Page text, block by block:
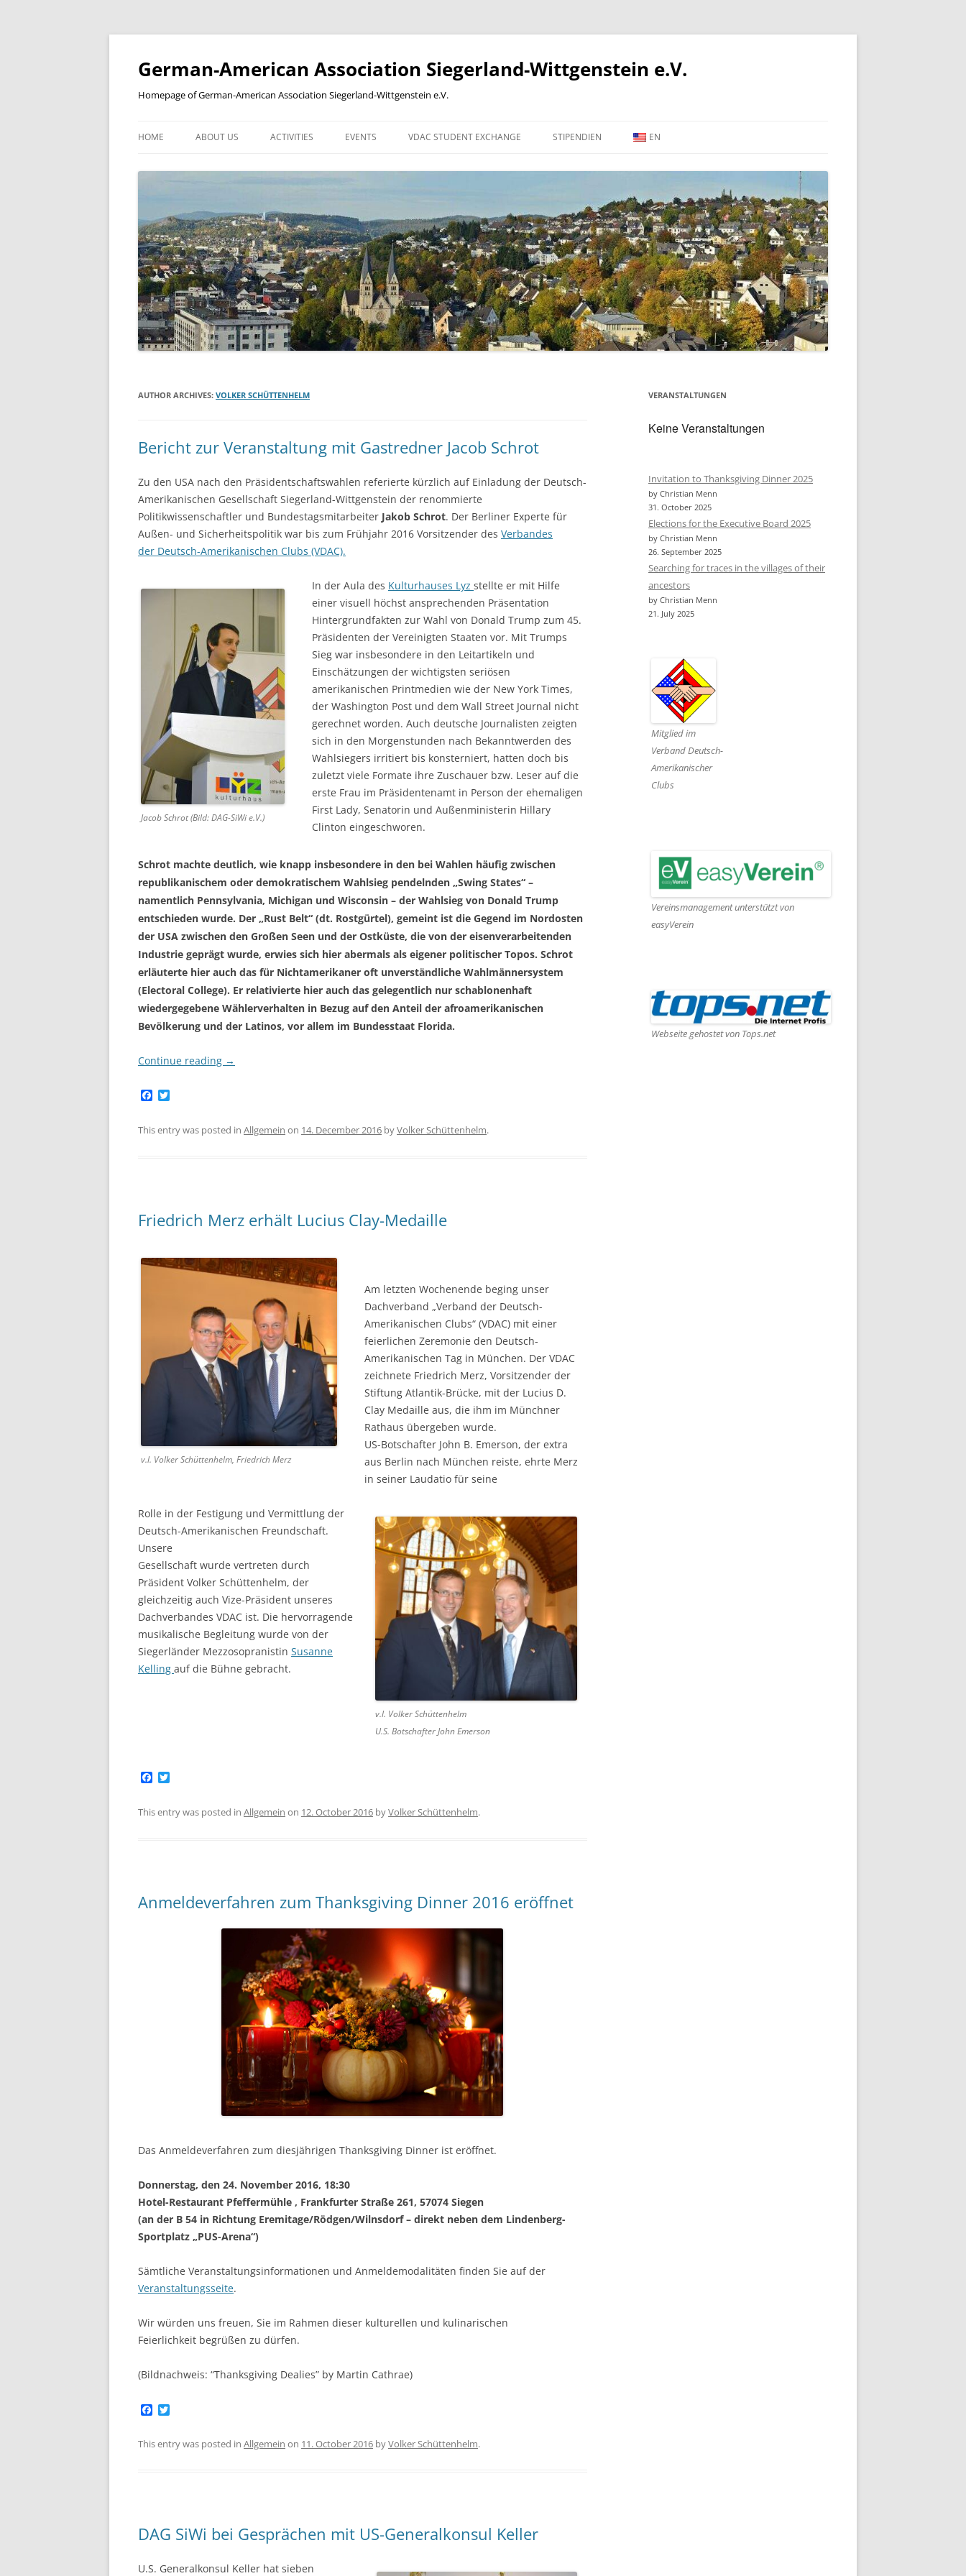
Skip
German-American Association Siegerland-Wittgenstein e.V.
Homepage of German-American Association Siegerland-Wittgenstein e.V.
HOME ABOUT US
2013
2014
2015
2016
2017
2023
PRESSE
BILDERGALERIE
KOOPERATIONSPARTNER
PARTNERSCHAFTEN
MITGLIEDSCHAFT ONLINE-BEITRITTSERKLÄRUNG
VORSTAND
ACTIVITIES EVENTS VDAC STUDENT EXCHANGE STIPENDIEN EN
AUTHOR ARCHIVES: VOLKER SCHÜTTENHELM
Bericht zur Veranstaltung mit Gastredner Jacob Schrot
Zu den USA nach den Präsidentschaftswahlen referierte kürzlich auf Einladung der Deutsch-
Amerikanischen Gesellschaft Siegerland-Wittgenstein der renommierte
Politikwissenschaftler und Bundestagsmitarbeiter Jakob Schrot. Der Berliner Experte für
Außen- und Sicherheitspolitik war bis zum Frühjahr 2016 Vorsitzender des Verbandes
der Deutsch-Amerikanischen Clubs (VDAC).
Jacob Schrot (Bild: DAG-SiWi e.V.)
In der Aula des Kulturhauses Lyz stellte er mit Hilfe
einer visuell höchst ansprechenden Präsentation
Hintergrundfakten zur Wahl von Donald Trump zum 45.
Präsidenten der Vereinigten Staaten vor. Mit Trumps
Sieg war insbesondere in den Leitartikeln und
Einschätzungen der wichtigsten seriösen
amerikanischen Printmedien wie der New York Times,
der Washington Post und dem Wall Street Journal nicht
gerechnet worden. Auch deutsche Journalisten zeigten
sich in den Morgenstunden nach Bekanntwerden des
Wahlsiegers irritiert bis konsterniert, hatten doch bis
zuletzt viele Formate ihre Zuschauer bzw. Leser auf die
erste Frau im Präsidentenamt in Person der ehemaligen
First Lady, Senatorin und Außenministerin Hillary
Clinton eingeschworen.
Schrot machte deutlich, wie knapp insbesondere in den bei Wahlen häufig zwischen
republikanischem oder demokratischem Wahlsieg pendelnden „Swing States“ –
namentlich Pennsylvania, Michigan und Wisconsin – der Wahlsieg von Donald Trump
entschieden wurde. Der „Rust Belt“ (dt. Rostgürtel), gemeint ist die Gegend im Nordosten
der USA zwischen den Großen Seen und der Ostküste, die von der eisenverarbeitenden
Industrie geprägt wurde, erwies sich hier abermals als eigener politischer Topos. Schrot
erläuterte hier auch das für Nichtamerikaner oft unverständliche Wahlmännersystem
(Electoral College). Er relativierte hier auch das gelegentlich nur schablonenhaft
wiedergegebene Wählerverhalten in Bezug auf den Anteil der afroamerikanischen
Bevölkerung und der Latinos, vor allem im Bundesstaat Florida.
Continue reading →
e t
This entry was posted in Allgemein on 14. December 2016 byVolker Schüttenhelm.
Friedrich Merz erhält Lucius Clay-Medaille
v.l. Volker Schüttenhelm, Friedrich Merz
Am letzten Wochenende beging unser
Dachverband „Verband der Deutsch-
Amerikanischen Clubs“ (VDAC) mit einer
feierlichen Zeremonie den Deutsch-
Amerikanischen Tag in München. Der VDAC
zeichnete Friedrich Merz, Vorsitzender der
Stiftung Atlantik-Brücke, mit der Lucius D.
Clay Medaille aus, die ihm im Münchner
Rathaus übergeben wurde.
US-Botschafter John B. Emerson, der extra
aus Berlin nach München reiste, ehrte Merz
in seiner Laudatio für seine
v.l. Volker Schüttenhelm
U.S. Botschafter John Emerson
Rolle in der Festigung und Vermittlung der
Deutsch-Amerikanischen Freundschaft.
Unsere
Gesellschaft wurde vertreten durch
Präsident Volker Schüttenhelm, der
gleichzeitig auch Vize-Präsident unseres
Dachverbandes VDAC ist. Die hervorragende
musikalische Begleitung wurde von der
Siegerländer Mezzosopranistin Susanne
Kelling auf die Bühne gebracht.
e t
This entry was posted in Allgemein on 12. October 2016 byVolker Schüttenhelm.
Anmeldeverfahren zum Thanksgiving Dinner 2016 eröffnet
Das Anmeldeverfahren zum diesjährigen Thanksgiving Dinner ist eröffnet.
Donnerstag, den 24. November 2016, 18:30
Hotel-Restaurant Pfeffermühle , Frankfurter Straße 261, 57074 Siegen
(an der B 54 in Richtung Eremitage/Rödgen/Wilnsdorf – direkt neben dem Lindenberg-
Sportplatz „PUS-Arena“)
Sämtliche Veranstaltungsinformationen und Anmeldemodalitäten finden Sie auf der
Veranstaltungsseite.
Wir würden uns freuen, Sie im Rahmen dieser kulturellen und kulinarischen
Feierlichkeit begrüßen zu dürfen.
(Bildnachweis: “Thanksgiving Dealies” by Martin Cathrae)
e t
This entry was posted in Allgemein on 11. October 2016 byVolker Schüttenhelm.
DAG SiWi bei Gesprächen mit US-Generalkonsul Keller
U.S. Generalkonsul Keller hat sieben
VERANSTALTUNGEN
Keine Veranstaltungen
Invitation to Thanksgiving Dinner 2025
by Christian Menn
31. October 2025
Elections for the Executive Board 2025
by Christian Menn
26. September 2025
Searching for traces in the villages of their
ancestors
by Christian Menn
21. July 2025
Mitglied im
Verband Deutsch-
Amerikanischer
Clubs
Vereinsmanagement unterstützt von
easyVerein
Webseite gehostet von Tops.net